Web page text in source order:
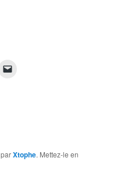
parXtophe. Mettez-le en